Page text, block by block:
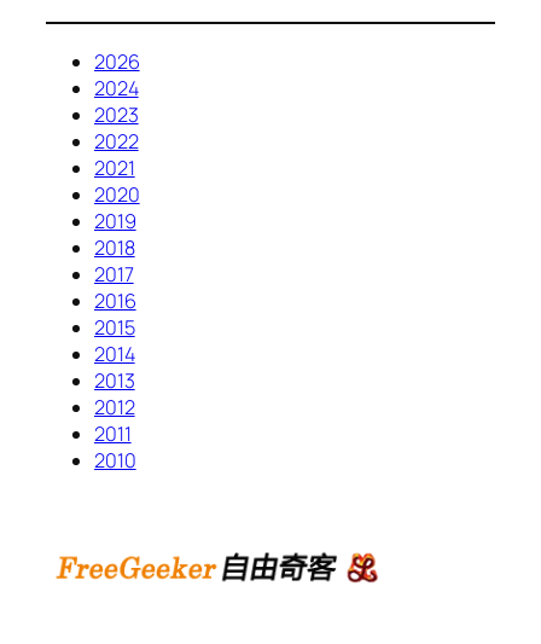
2026
2024
2023
2022
2021
2020
2019
2018
2017
2016
2015
2014
2013
2012
2011
2010